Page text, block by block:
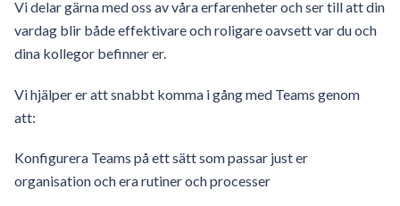
Vi delar gärna med oss av våra erfarenheter och ser till att din
vardag blir både effektivare och roligare oavsett var du och
dina kollegor befinner er.
Vi hjälper er att snabbt komma i gång med Teams genom
att:
Konfigurera Teams på ett sätt som passar just er
organisation och era rutiner och processer